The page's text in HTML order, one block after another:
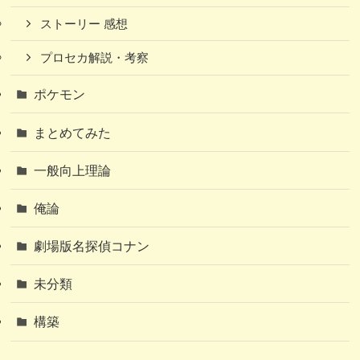
ストーリー 感想
プロセカ解説・考察
ポケモン
まとめてみた
一般向上理論
俺論
劇場版名探偵コナン
未分類
構築